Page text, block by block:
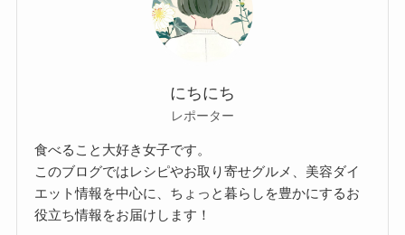
にちにち
レポーター
食べること大好き女子です。
このブログではレシピやお取り寄せグルメ、美容ダイ
エット情報を中心に、ちょっと暮らしを豊かにするお
役立ち情報をお届けします！